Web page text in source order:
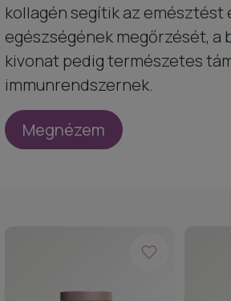
kollagén segítik az emésztést
egészségének megőrzését, a
kivonat pedig természetes
immunrendszernek.
Megnézem